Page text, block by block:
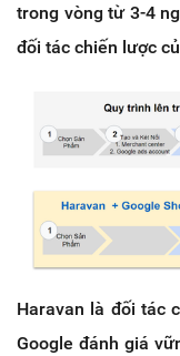
trong vòng từ 3-4
đối tác chiến lược
Haravan là đối tác
Google đánh giá